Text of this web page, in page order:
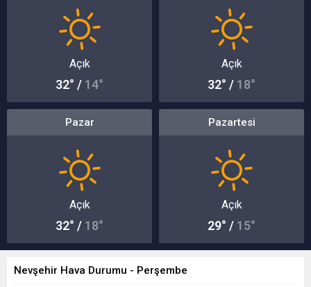
Açık
32° / 14°
Açık
32° / 18°
Pazar
Açık
32° / 18°
Pazartesi
Açık
29° / 15°
Nevşehir Hava Durumu - Perşembe